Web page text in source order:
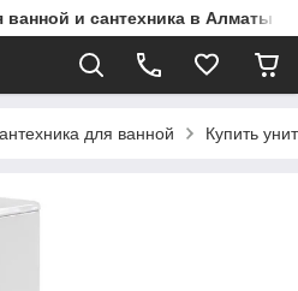
и сантехника в Алматы |
для ванной Купить